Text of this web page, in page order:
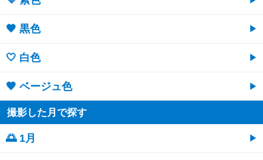
🖤 黒色
🤍 白色
🤎 ベージュ色
撮影した月で探す
🌅 1月